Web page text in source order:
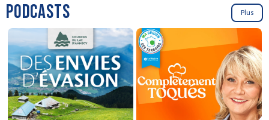
PODCASTS Plus